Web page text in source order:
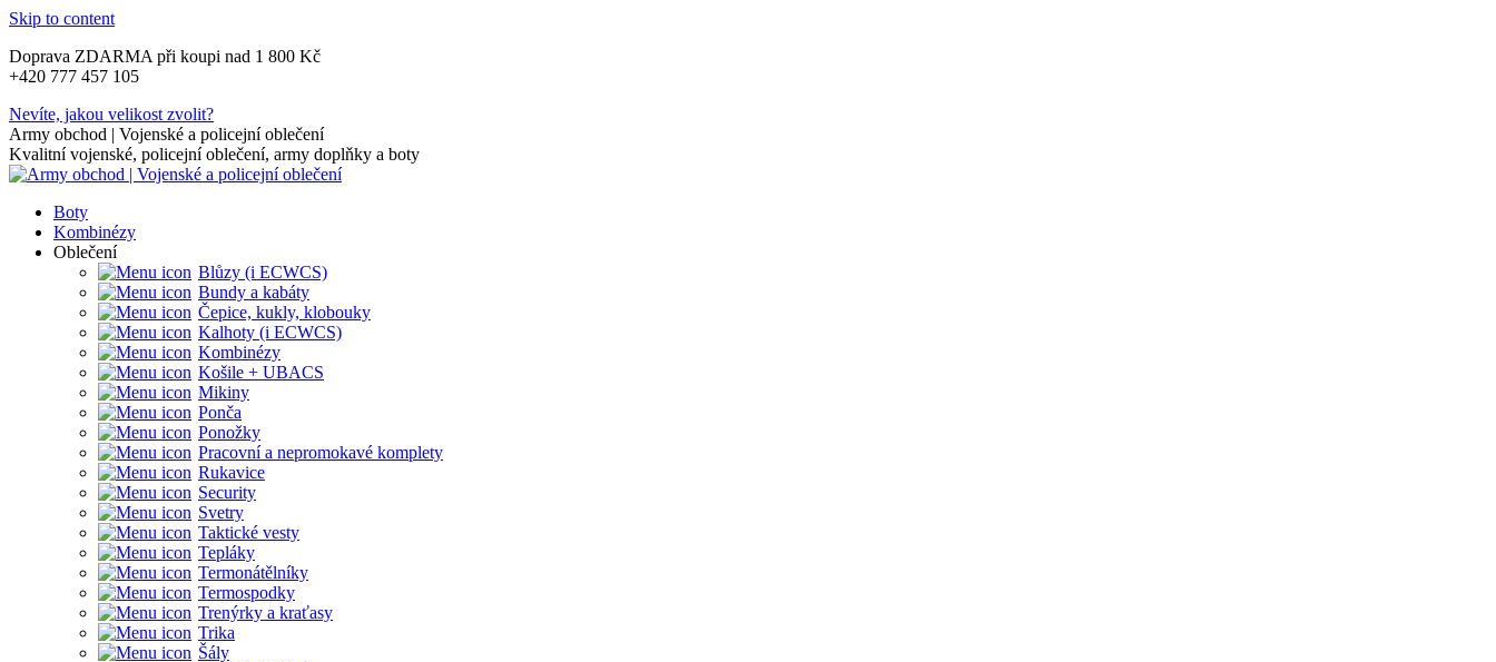
Skip to content
Doprava ZDARMA při koupi nad 1 800 Kč
+420 777 457 105
Nevíte, jakou velikost zvolit?
Army obchod | Vojenské a policejní oblečení
Kvalitní vojenské, policejní oblečení, army doplňky a boty
Boty
Kombinézy
Oblečení
Blůzy (i ECWCS)
Bundy a kabáty
Čepice, kukly, klobouky
Kalhoty (i ECWCS)
Kombinézy
Košile + UBACS
Mikiny
Ponča
Ponožky
Pracovní a nepromokavé komplety
Rukavice
Security
Svetry
Taktické vesty
Tepláky
Termonátělníky
Termospodky
Trenýrky a kraťasy
Trika
Šály